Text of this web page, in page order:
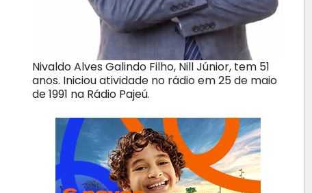
Nivaldo Alves Galindo Filho, Nill Júnior, tem 51
anos. Iniciou atividade no rádio em 25 de maio
de 1991 na Rádio Pajeú.